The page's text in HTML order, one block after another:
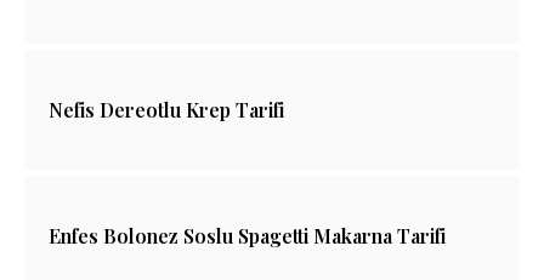
Nefis Dereotlu Krep Tarifi
Enfes Bolonez Soslu Spagetti Makarna Tarifi